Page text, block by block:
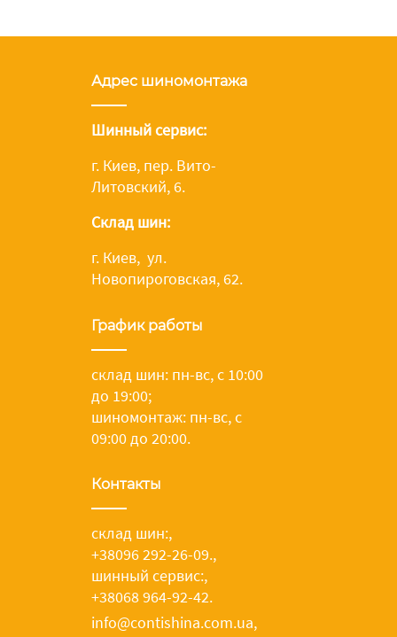
Адрес шиномонтажа
Шинный сервис:
г. Киев, пер. Вито-
Литовский, 6.
Склад шин:
г. Киев, ул.
Новопироговская, 62.
График работы
склад шин: пн-вс, с 10:00
до 19:00;
шиномонтаж: пн-вс, с
09:00 до 20:00.
Контакты
склад шин:,
+38096 292-26-09.,
шинный сервис:,
+38068 964-92-42.
info@contishina.com.ua,